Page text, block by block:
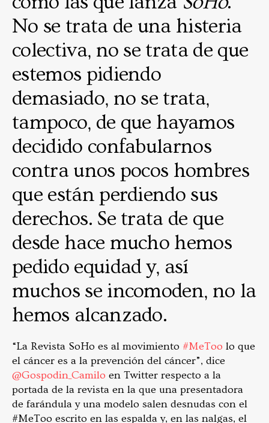
No se trata de una histeria
colectiva, no se trata de que
estemos pidiendo
demasiado, no se trata,
tampoco, de que hayamos
decidido confabularnos
contra unos pocos hombres
que están perdiendo sus
derechos. Se trata de que
desde hace mucho hemos
pedido equidad y, así
muchos se incomoden, no la
hemos alcanzado.
“La Revista SoHo es al movimiento #MeToo lo que
el cáncer es a la prevención del cáncer”, dice
@Gospodin_Camilo en Twitter respecto a la
portada de la revista en la que una presentadora
de farándula y una modelo salen desnudas con el
#MeToo escrito en las espalda y, en las nalgas, el